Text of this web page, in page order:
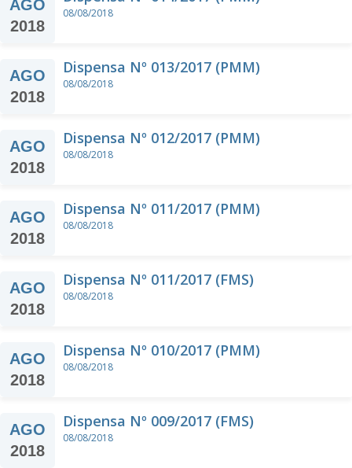
AGO
2018
08/08/2018
AGO
2018
Dispensa Nº 013/2017 (PMM)
08/08/2018
AGO
2018
Dispensa Nº 012/2017 (PMM)
08/08/2018
AGO
2018
Dispensa Nº 011/2017 (PMM)
08/08/2018
AGO
2018
Dispensa Nº 011/2017 (FMS)
08/08/2018
AGO
2018
Dispensa Nº 010/2017 (PMM)
08/08/2018
AGO
2018
Dispensa Nº 009/2017 (FMS)
08/08/2018